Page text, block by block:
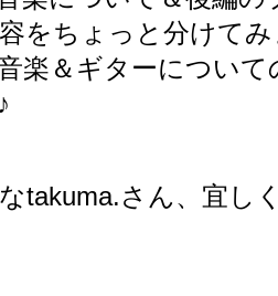
をちょっと分けて
楽＆ギターについ
takuma.さん、宜し